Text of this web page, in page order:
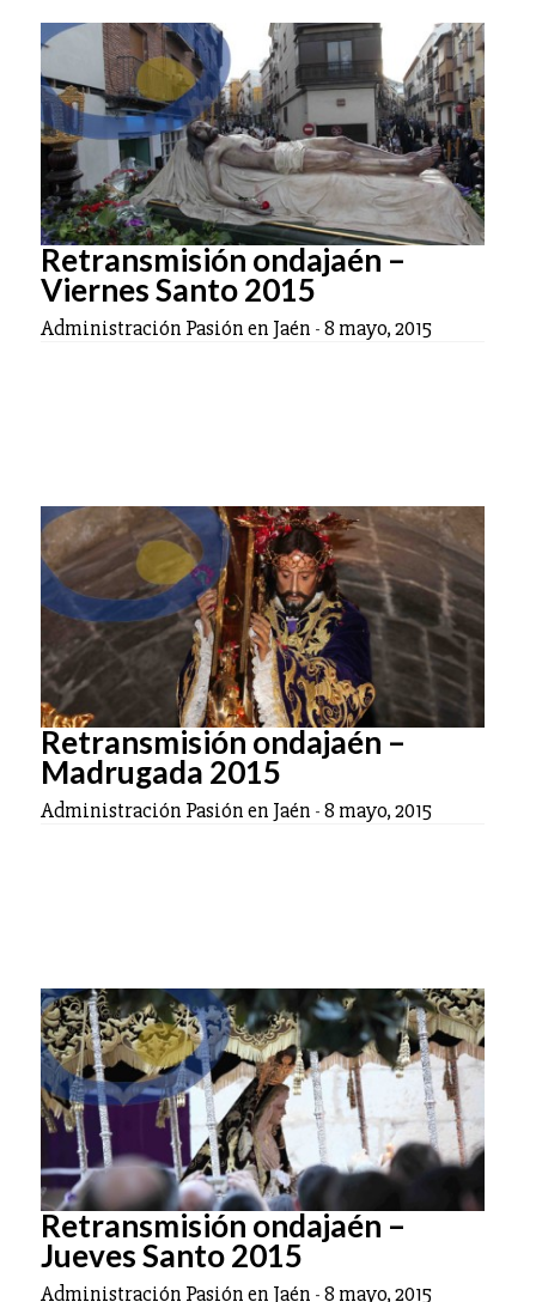
Retransmisión ondajaén –
Viernes Santo 2015
Administración Pasión en Jaén -8 mayo, 2015
Retransmisión ondajaén –
Madrugada 2015
Administración Pasión en Jaén -8 mayo, 2015
Retransmisión ondajaén –
Jueves Santo 2015
Administración Pasión en Jaén -8 mayo, 2015